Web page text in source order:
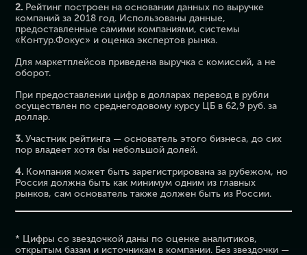
2. Рейтинг построен на основании данных по выручке
компаний за 2018 год. Использованы данные,
предоставленные самими компаниями, системы
«Контур.Фокус» и оценка экспертов рынка.
Для маркетплейсов приведена выручка с комиссий, а не
оборот.
При предоставлении цифр в долларах перевод в рубли
осуществлен по среднегодовому курсу ЦБ в 62,9 руб. за
доллар.
3. Участник рейтинга — основатель этого бизнеса, до сих
пор владеет хотя бы небольшой долей.
4. Компания может быть зарегистрирована за рубежом, но
Россия должна быть как минимум одним из главных
рынков, сам основатель также должен быть из России.
* Цифры со звездочкой даны по оценке аналитиков,
открытым базам и источникам в компании. Без звездочки —